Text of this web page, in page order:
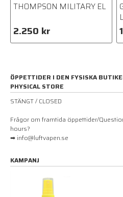
THOMPSON MILITARY EL
2.250 kr
ÖPPETTIDER I DEN FYSISKA
PHYSICAL STORE
STÄNGT / CLOSED
Frågor om framtida öppettider/
hours?
➡ info@luftvapen.se
KAMPANJ